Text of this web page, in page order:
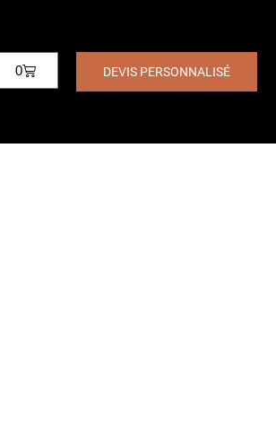
0 DEVIS PERSONNALISÉ